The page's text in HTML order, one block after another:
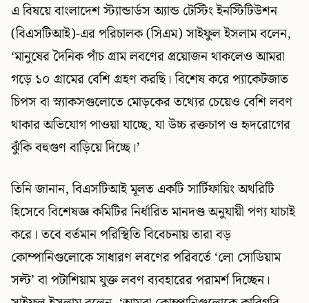
এ বিষয়ে বাংলাদেশ স্ট্যান্ডার্ডস অ্যান্ড টেস্টিং ইনস্টিটিউশন
(বিএসটিআই)-এর পরিচালক (সিএম) সাইফুল ইসলাম বলেন,
‘মানুষের দৈনিক পাঁচ গ্রাম লবণের প্রয়োজন থাকলেও আমরা
গড়ে ১০ গ্রামের বেশি গ্রহণ করছি। বিশেষ করে প্যাকেটজাত
চিপস বা স্ন্যাকসগুলোতে মোড়কের তথ্যের চেয়েও বেশি লবণ
থাকার অভিযোগ পাওয়া যাচ্ছে, যা উচ্চ রক্তচাপ ও হৃদরোগের
ঝুঁকি বহুগুণ বাড়িয়ে দিচ্ছে।’
তিনি জানান, বিএসটিআই মূলত একটি সার্টিফায়িং অথরিটি
হিসেবে বিশেষজ্ঞ কমিটির নির্ধারিত মানদণ্ড অনুযায়ী পণ্য যাচাই
করে। তবে বর্তমান পরিস্থিতি বিবেচনায় তারা বড়
কোম্পানিগুলোকে সাধারণ লবণের পরিবর্তে ‘লো সোডিয়াম
সল্ট’ বা পটাশিয়াম যুক্ত লবণ ব্যবহারের পরামর্শ দিচ্ছেন।